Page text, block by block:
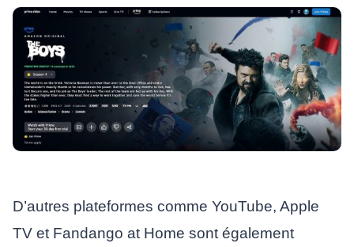
D’autres plateformes comme YouTube, Apple
TV et Fandango at Home sont également